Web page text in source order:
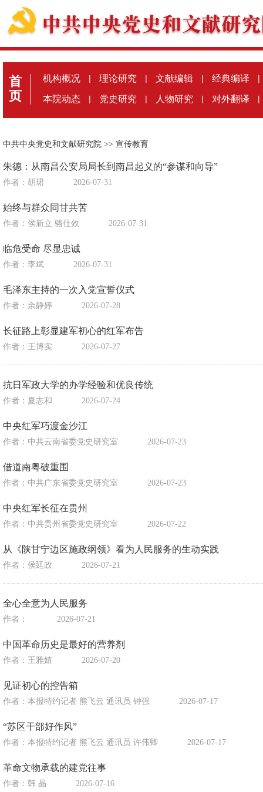
首
页
机构概况 | 理论研究 | 文献编辑 | 经典编译 |
本院动态 | 党史研究 | 人物研究 | 对外翻译 |
中共中央党史和文献研究院 >> 宣传教育
朱德：从南昌公安局局长到南昌起义的“参谋和向导”
作者：胡珺 2026-07-31
始终与群众同甘共苦
作者：侯新立 骆仕效 2026-07-31
临危受命 尽显忠诚
作者：李斌 2026-07-31
毛泽东主持的一次入党宣誓仪式
作者：余静婷 2026-07-28
长征路上彰显建军初心的红军布告
作者：王博实 2026-07-27
抗日军政大学的办学经验和优良传统
作者：夏志和 2026-07-24
中央红军巧渡金沙江
作者：中共云南省委党史研究室 2026-07-23
借道南粤破重围
作者：中共广东省委党史研究室 2026-07-23
中央红军长征在贵州
作者：中共贵州省委党史研究室 2026-07-22
从《陕甘宁边区施政纲领》看为人民服务的生动实践
作者：侯廷政 2026-07-21
全心全意为人民服务
作者： 2026-07-21
中国革命历史是最好的营养剂
作者：王雅婧 2026-07-20
见证初心的控告箱
作者：本报特约记者 熊飞云 通讯员 钟强 2026-07-17
“苏区干部好作风”
作者：本报特约记者 熊飞云 通讯员 许伟卿 2026-07-17
革命文物承载的建党往事
作者：韩 晶 2026-07-16